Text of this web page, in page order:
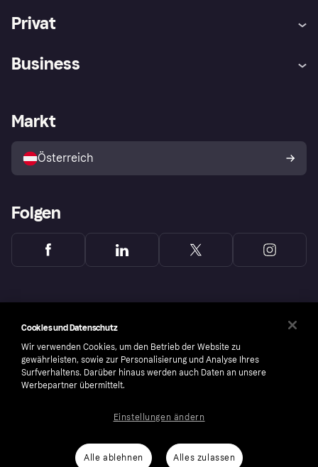
Privat
Shops entdecken
Business
Händlerportal
Markt
Österreich
Folgen
number: 556737-0431
Cookies und Datenschutz
Wir verwenden Cookies, um den Betrieb der Website zu
gewährleisten, sowie zur Personalisierung und Analyse Ihres
Surfverhaltens. Darüber hinaus werden auch Daten an unsere
Werbepartner übermittelt.
Alle ablehnen Alles zulassen
Einstellungen ändern